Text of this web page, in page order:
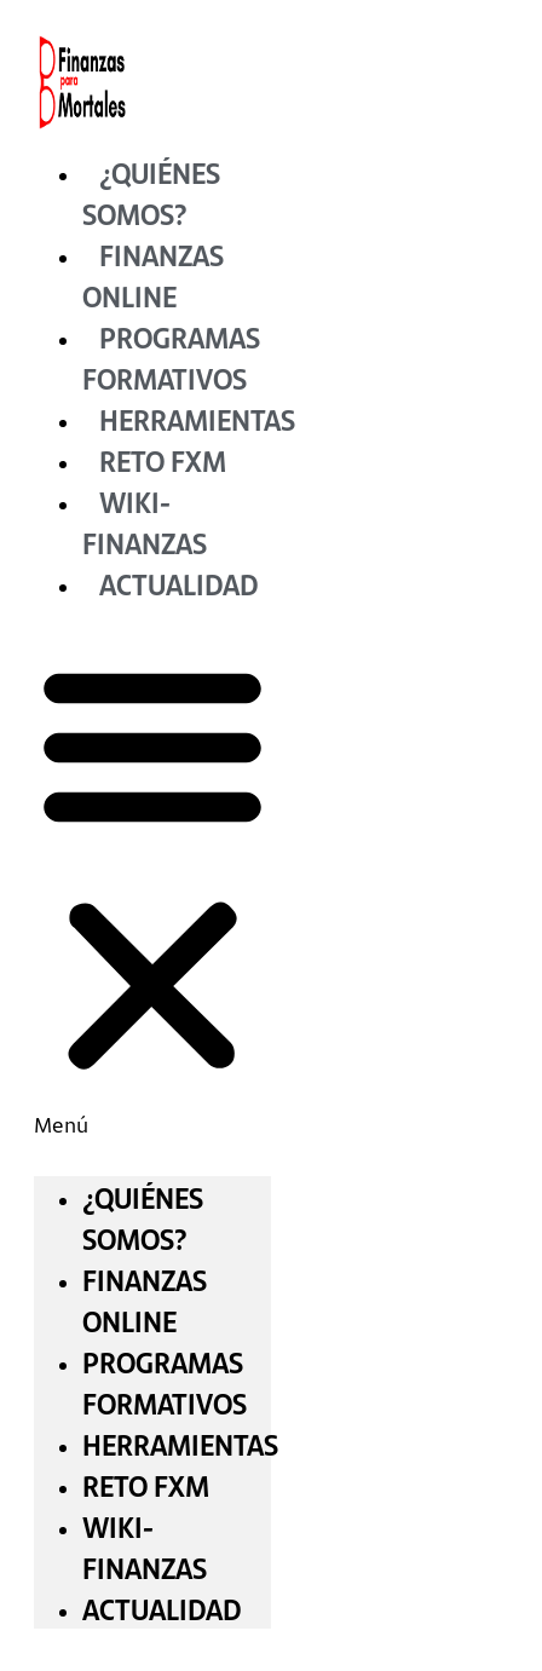
contenido
¿QUIÉNES
SOMOS?
FINANZAS
ONLINE
PROGRAMAS
FORMATIVOS
HERRAMIENTAS
RETO FXM
WIKI-
FINANZAS
ACTUALIDAD
Menú
¿QUIÉNES
SOMOS?
FINANZAS
ONLINE
PROGRAMAS
FORMATIVOS
HERRAMIENTAS
RETO FXM
WIKI-
FINANZAS
ACTUALIDAD